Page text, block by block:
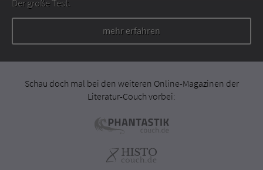
Der große Test.
mehr erfahren
Schau doch mal bei den weiteren Online-Magazinen der
Literatur-Couch vorbei: